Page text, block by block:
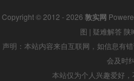
Copyright © 2012 - 2026 敦实网
图 | 疑难解答 陕
声明：本站内容来自互联网，如信息有
会及时
本站仅为个人兴趣爱好